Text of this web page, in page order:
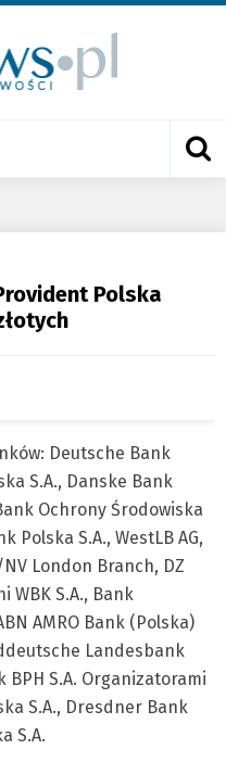
Polska
Deutsche Bank
S.A., Danske Bank
Ochrony Środowiska
Polska S.A., WestLB AG,
London Branch, DZ
WBK S.A., Bank
AMRO Bank (Polska)
Landesbank
BPH S.A. Organizatorami
S.A., Dresdner Bank
S.A.